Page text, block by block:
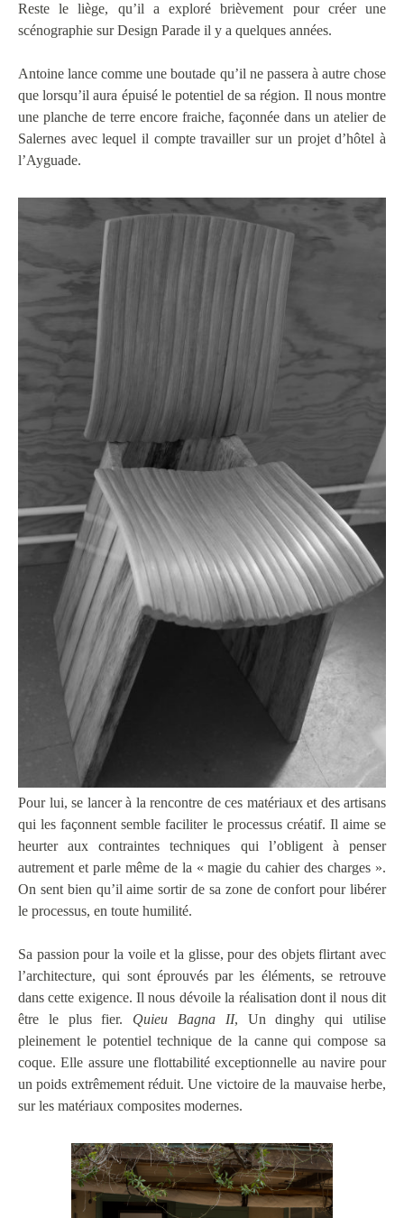
Reste le liège, qu’il a exploré brièvement pour créer une
scénographie sur Design Parade il y a quelques années.
Antoine lance comme une boutade qu’il ne passera à autre chose
que lorsqu’il aura épuisé le potentiel de sa région. Il nous montre
une planche de terre encore fraiche, façonnée dans un atelier de
Salernes avec lequel il compte travailler sur un projet d’hôtel à
l’Ayguade.
Pour lui, se lancer à la rencontre de ces matériaux et des artisans
qui les façonnent semble faciliter le processus créatif. Il aime se
heurter aux contraintes techniques qui l’obligent à penser
autrement et parle même de la « magie du cahier des charges ».
On sent bien qu’il aime sortir de sa zone de confort pour libérer
le processus, en toute humilité.
Sa passion pour la voile et la glisse, pour des objets flirtant avec
l’architecture, qui sont éprouvés par les éléments, se retrouve
dans cette exigence. Il nous dévoile la réalisation dont il nous dit
être le plus fier. Quieu Bagna II, Un dinghy qui utilise
pleinement le potentiel technique de la canne qui compose sa
coque. Elle assure une flottabilité exceptionnelle au navire pour
un poids extrêmement réduit. Une victoire de la mauvaise herbe,
sur les matériaux composites modernes.